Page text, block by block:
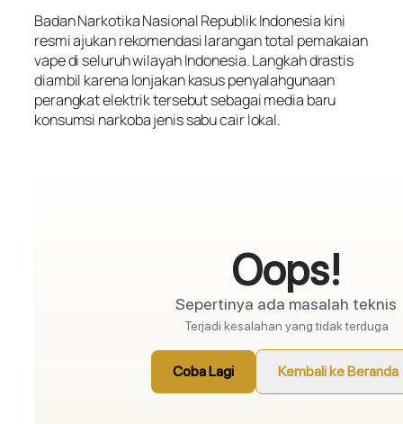
Badan Narkotika Nasional Republik Indonesia kini
resmi ajukan rekomendasi larangan total pemakaian
vape di seluruh wilayah Indonesia. Langkah drastis
diambil karena lonjakan kasus penyalahgunaan
perangkat elektrik tersebut sebagai media baru
konsumsi narkoba jenis sabu cair lokal.